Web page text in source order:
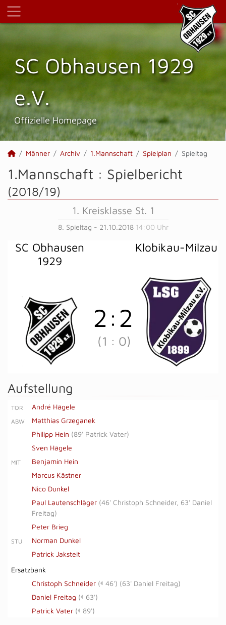
SC Obhausen 1929
e.V.
Offizielle Homepage
Männer Archiv 1.Mannschaft Spielplan Spieltag
1.Mannschaft : Spielbericht
(2018/19)
1. Kreisklasse St. 1
8. Spieltag - 21.10.2018 14:00 Uhr
SC Obhausen
1929
Klobikau-Milzau
2 : 2
(1 : 0)
Aufstellung
TOR André Hägele
ABW
Matthias Grzeganek
Philipp Hein (89' Patrick Vater)
Sven Hägele
MIT
Benjamin Hein
Marcus Kästner
Nico Dunkel
Paul Lautenschläger (46' Christoph Schneider, 63' Daniel
Freitag)
Peter Brieg
STU
Norman Dunkel
Patrick Jaksteit
Ersatzbank
Christoph Schneider ( 46') (63' Daniel Freitag)
Daniel Freitag (
63')
Patrick Vater ( 89')